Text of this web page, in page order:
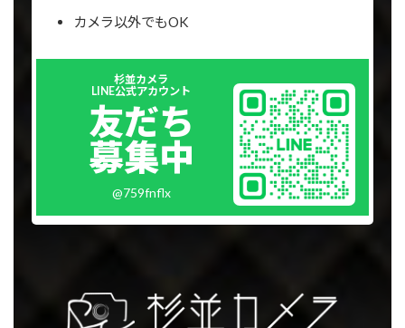
カメラ以外でもOK
杉並カメラ
LINE公式アカウント
友だち
募集中
@759fnflx